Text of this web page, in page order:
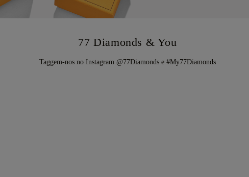
77 Diamonds & You
Taggem-nos no Instagram @77Diamonds e #My77Diamonds